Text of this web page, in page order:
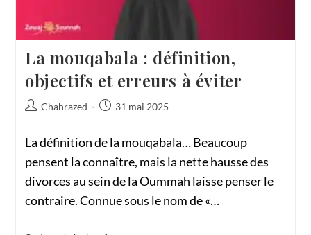
La mouqabala : définition,
objectifs et erreurs à éviter
Chahrazed 31 mai 2025
La définition de la mouqabala… Beaucoup
pensent la connaître, mais la nette hausse des
divorces au sein de la Oummah laisse penser le
contraire. Connue sous le nom de «…